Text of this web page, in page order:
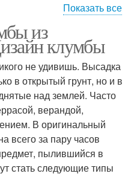
Показать все
из
клумбы
не удивишь. Высадка
в открытый грунт, но и в
над землей. Часто
верандой,
В оригинальный
всего за пару часов
пылившийся в
стать следующие типы